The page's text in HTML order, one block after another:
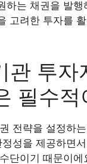
하는 채권을 발행
고려한 투자를
관 투자
필수적
전략을 설정하
성을 제공하면
단이기 때문이